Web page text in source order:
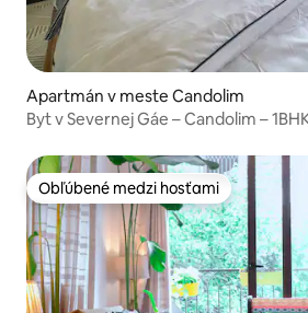
Apartmán v meste Candolim
Byt v Severnej Gáe – Candolim –
Obľúbené medzi hosťami
Obľúbené medzi hosťami